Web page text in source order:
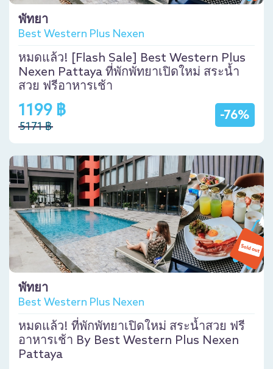
พัทยา
Best Western Plus Nexen
หมดแล้ว! [Flash Sale] Best Western Plus
Nexen Pattaya ที่พักพัทยาเปิดใหม่ สระน้ำ
สวย ฟรีอาหารเช้า
-76%
1199 ฿
5171 ฿
พัทยา
Best Western Plus Nexen
หมดแล้ว! ที่พักพัทยาเปิดใหม่ สระน้ำสวย ฟรี
อาหารเช้า By Best Western Plus Nexen
Pattaya